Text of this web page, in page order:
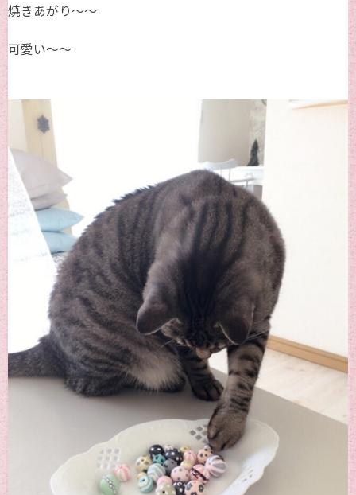
焼きあがり～～
可愛い～～